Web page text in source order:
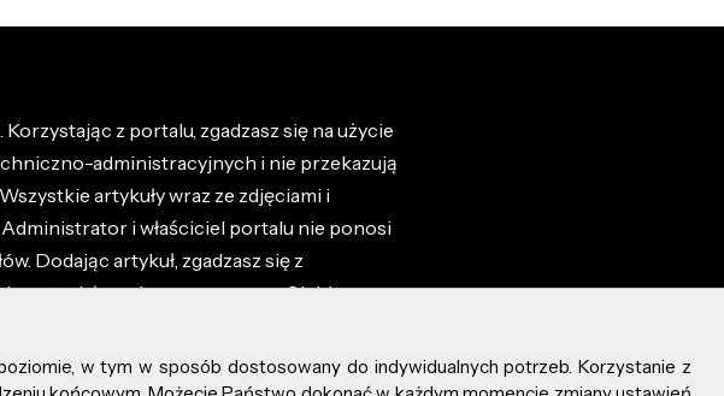
z portalu, zgadzasz się na użycie
administracyjnych i nie przekazują
artykuły wraz ze zdjęciami i
i właściciel portalu nie ponosi
Dodając artykuł, zgadzasz się z
materiały umieszczone przez Ciebie na
w tym w sposób dostosowany do indywidualnych potrzeb. Korzystanie z